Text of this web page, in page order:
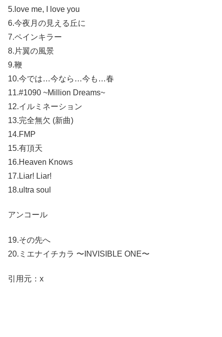
5.love me, I love you
6.今夜月の見える丘に
7.ペインキラー
8.片翼の風景
9.鞭
10.今では…今なら…今も…春
11.#1090 ~Million Dreams~
12.イルミネーション
13.完全無欠 (新曲)
14.FMP
15.有頂天
16.Heaven Knows
17.Liar! Liar!
18.ultra soul
アンコール
19.その先へ
20.ミエナイチカラ 〜INVISIBLE ONE〜
引用元：x